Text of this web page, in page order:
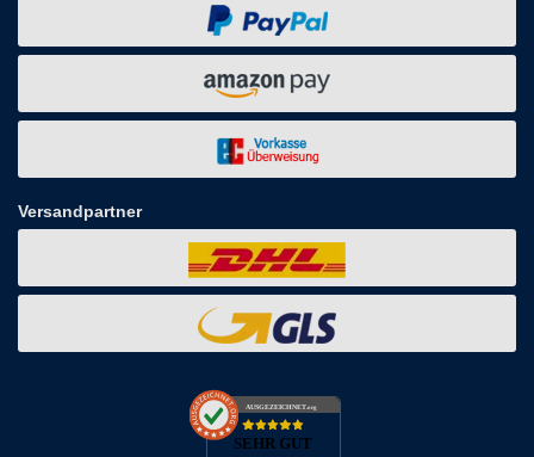
Versandpartner
AUSGEZEICHNET.org
SEHR GUT